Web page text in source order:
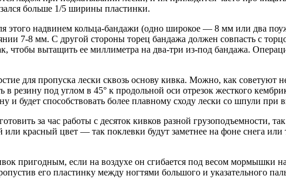
больше 1/5 ширины пластинки.
этого надвинем кольца-бандажи (одно широкое — 8 мм или два
7-8 мм. С другой стороны торец бандажа должен совпасть с
чтобы вытащить ее миллиметра на два-три из-под бандажа.
для пропуска лески сквозь основу кивка. Можно, как
резину под углом в 45° к продольной оси отрезок жесткого
и будет способствовать более плавному сходу лески со шпули
за час работы с десяток кивков разной грузоподъемности,
или красный цвет — так поклевки будут заметнее на фоне снега
пригодным, если на воздухе он сгибается под весом
его пластинку между ногтями большого и указательного